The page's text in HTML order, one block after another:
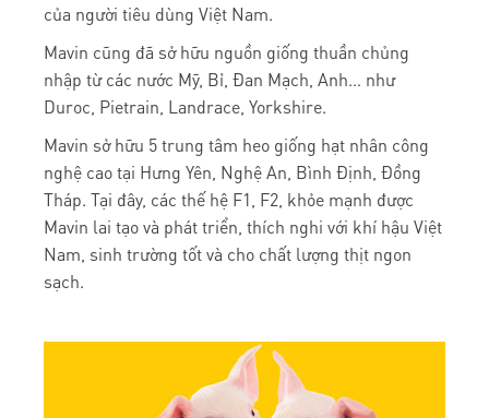
của người tiêu dùng Việt Nam.
Mavin cũng đã sở hữu nguồn giống thuần chủng
nhập từ các nước Mỹ, Bỉ, Đan Mạch, Anh… như
Duroc, Pietrain, Landrace, Yorkshire.
Mavin sở hữu 5 trung tâm heo giống hạt nhân công
nghệ cao tại Hưng Yên, Nghệ An, Bình Định, Đồng
Tháp. Tại đây, các thế hệ F1, F2, khỏe mạnh được
Mavin lai tạo và phát triển, thích nghi với khí hậu Việt
Nam, sinh trường tốt và cho chất lượng thịt ngon
sạch.